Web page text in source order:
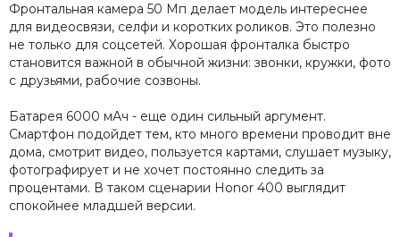
Фронтальная камера 50 Мп делает модель интереснее
для видеосвязи, селфи и коротких роликов. Это полезно
не только для соцсетей. Хорошая фронталка быстро
становится важной в обычной жизни: звонки, кружки, фото
с друзьями, рабочие созвоны.
Батарея 6000 мАч - еще один сильный аргумент.
Смартфон подойдет тем, кто много времени проводит вне
дома, смотрит видео, пользуется картами, слушает музыку,
фотографирует и не хочет постоянно следить за
процентами. В таком сценарии Honor 400 выглядит
спокойнее младшей версии.